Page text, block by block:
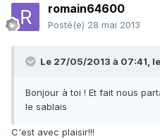
romain64600
Posté(e) 28 mai 2013
Le 27/05/2013 à 07:41,
Bonjour à toi ! Et fait nous
le sablais
C'est avec plaisir!!!